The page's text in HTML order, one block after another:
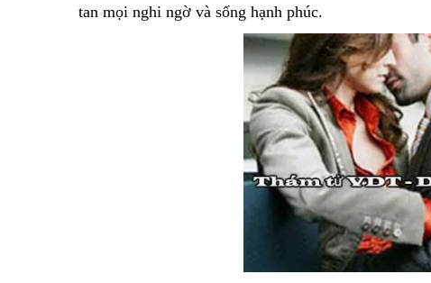
tan mọi nghi ngờ và sống hạnh phúc.